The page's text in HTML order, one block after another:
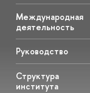
Международная
деятельность
Руководство
Структура
института